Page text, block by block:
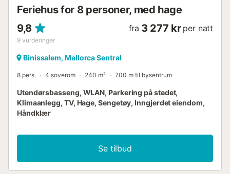
Feriehus for 8 personer, med hage
9,8
9 vurderinger
fra 3 277 kr per natt
Binissalem, Mallorca Sentral
8 pers. 4 soverom 240 m² 700 m til bysentrum
Utendørsbasseng, WLAN, Parkering på stedet,
Klimaanlegg, TV, Hage, Sengetøy, Inngjerdet eiendom,
Håndklær
Se tilbud